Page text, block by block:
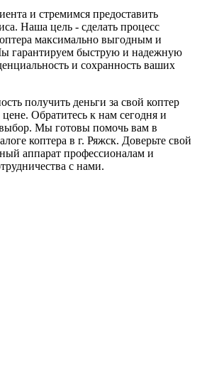
и стремимся предоставить
Наша цель - сделать процесс
максимально выгодным и
гарантируем быструю и надежную
и сохранность ваших
получить деньги за свой коптер
Обратитесь к нам сегодня и
Мы готовы помочь вам в
коптера в г. Ряжск. Доверьте свой
аппарат профессионалам и
с нами.